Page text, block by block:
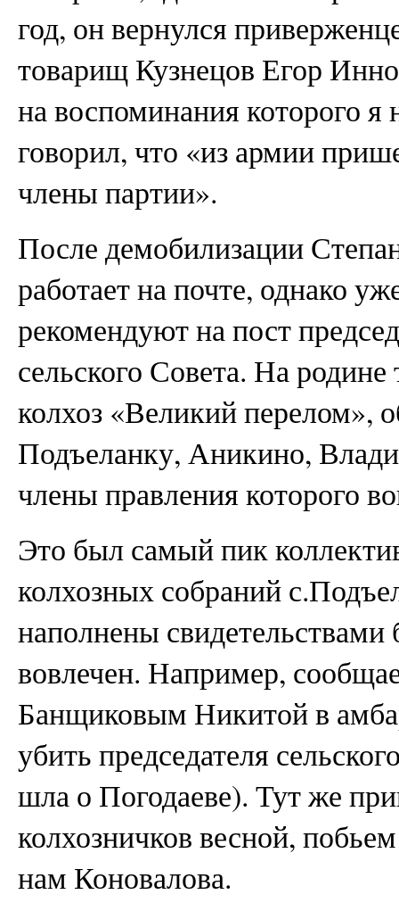
год, он вернулся
товарищ Кузнецов Егор
на воспоминания которого я
говорил, что «из армии
члены партии».
После демобилизации
работает на почте, однако
рекомендуют на пост
сельского Совета. На
колхоз «Великий перелом»,
Подъеланку, Аникино,
члены правления которого
Это был самый пик
колхозных собраний
наполнены
вовлечен. Например,
Банщиковым Никитой в
убить председателя
шла о Погодаеве). Тут же
колхозничков весной,
нам Коновалова.